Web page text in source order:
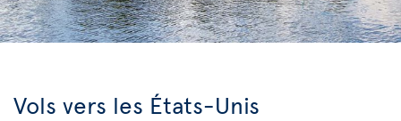
Vols vers les États-Unis